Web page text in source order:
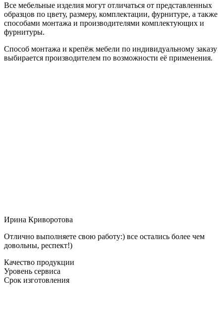
Все мебельные изделия могут отличаться от представленных
образцов по цвету, размеру, комплектации, фурнитуре, а также
способами монтажа и производителями комплектующих и
фурнитуры.
Способ монтажа и крепёж мебели по индивидуальному заказу
выбирается производителем по возможности её применения.
Ирина Криворотова
Отлично выполняете свою работу:) все остались более чем
довольны, респект!)
Качество продукции
Уровень сервиса
Срок изготовления